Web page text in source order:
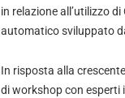
in relazione all’utilizzo
automatico sviluppato
In risposta alla
di workshop con esperti